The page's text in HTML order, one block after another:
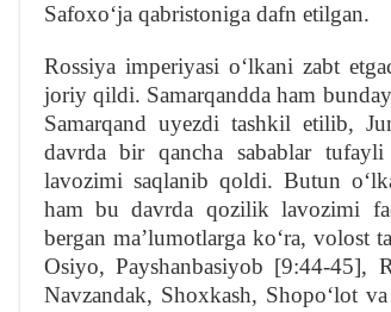
Safoxoʻja qabristoniga dafn etilgan.
Rossiya imperiyasi oʻlkani zabt
joriy qildi. Samarqandda ham
Samarqand uyezdi tashkil etilib,
davrda bir qancha sabablar
lavozimi saqlanib qoldi. Butun
ham bu davrda qozilik lavozimi
bergan maʼlumotlarga koʻra, volost
Osiyo, Payshanbasiyob [9:44-45],
Navzandak, Shoxkash, Shopoʻlot